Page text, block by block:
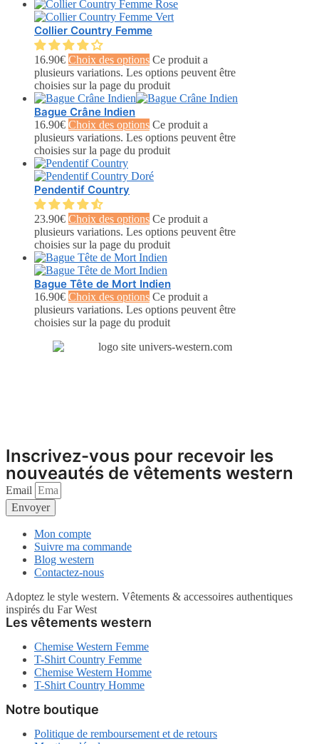
Collier Country Femme
16.90€ Choix des options Ce produit a
plusieurs variations. Les options peuvent être
choisies sur la page du produit
Bague Crâne Indien
16.90€ Choix des options Ce produit a
plusieurs variations. Les options peuvent être
choisies sur la page du produit
Pendentif Country
23.90€ Choix des options Ce produit a
plusieurs variations. Les options peuvent être
choisies sur la page du produit
Bague Tête de Mort Indien
16.90€ Choix des options Ce produit a
plusieurs variations. Les options peuvent être
choisies sur la page du produit
Inscrivez-vous pour recevoir les
nouveautés de vêtements western
Email
Envoyer
Mon compte
Suivre ma commande
Blog western
Contactez-nous
Adoptez le style western. Vêtements & accessoires authentiques
inspirés du Far West
Les vêtements western
Chemise Western Femme
T-Shirt Country Femme
Chemise Western Homme
T-Shirt Country Homme
Notre boutique
Politique de remboursement et de retours